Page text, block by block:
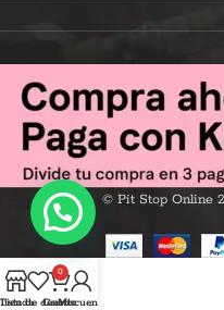
© Pit Stop Online
Tienda
lista de deseos
0
Carrito
Mi cuenta